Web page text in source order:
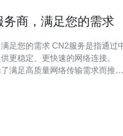
商，满足您的需求
CN2服务是指通过中
更稳定、更快速的网络连接。
满足高质量网络传输需求而推出
南作为东南亚重要